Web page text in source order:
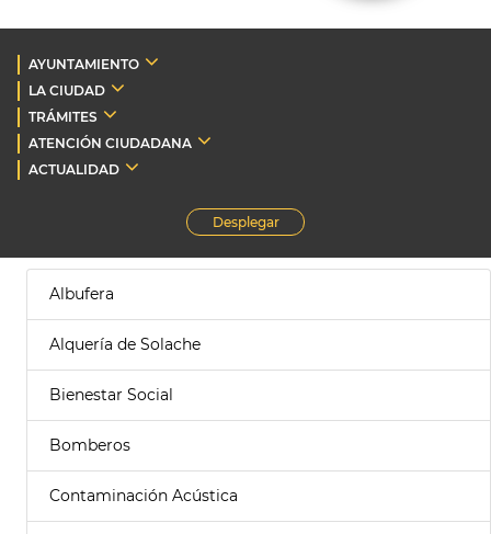
AYUNTAMIENTO
LA CIUDAD
TRÁMITES
ATENCIÓN CIUDADANA
ACTUALIDAD
Desplegar
Albufera
Alquería de Solache
Bienestar Social
Bomberos
Contaminación Acústica